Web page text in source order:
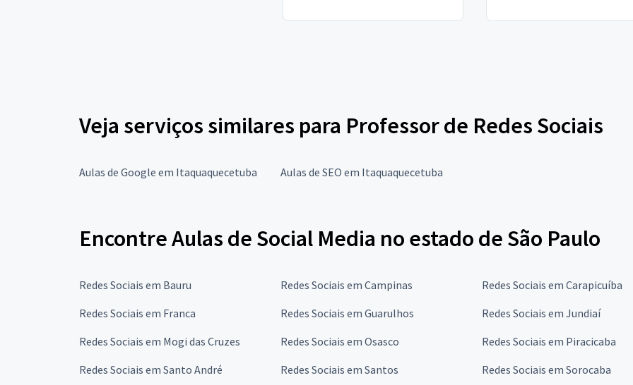
Veja serviços similares para Professor de Redes Sociais
Aulas de Google em Itaquaquecetuba Aulas de SEO em Itaquaquecetuba
Encontre Aulas de Social Media no estado de São Paulo
Redes Sociais em Bauru Redes Sociais em Campinas Redes Sociais em Carapicuíba
Redes Sociais em Franca
Redes Sociais em Guarulhos Redes Sociais em Jundiaí
Redes Sociais em Mogi das Cruzes
Redes Sociais em Osasco Redes Sociais em Piracicaba
Redes Sociais em Santo André
Redes Sociais em Santos Redes Sociais em Sorocaba